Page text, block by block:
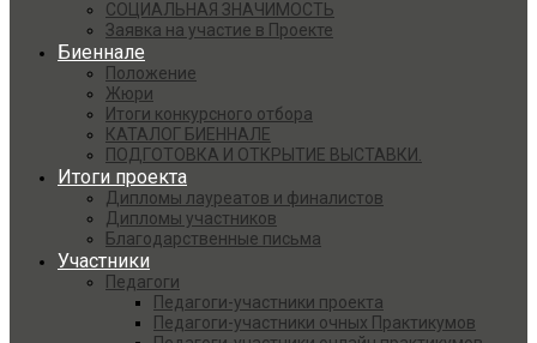
СОЦИАЛЬНАЯ ЗНАЧИМОСТЬ
Заявка на участие в Проекте
Биеннале
Положение
Жюри
Итоги конкурсного отбора
КАТАЛОГ БИЕННАЛЕ
ПОДГОТОВКА И ОТКРЫТИЕ ВЫСТАВКИ.
Итоги проекта
Дипломы лауреатов и финалистов
Дипломы участников
Благодарственные письма
Участники
Педагоги
Педагоги-участники проекта
Педагоги-участники очных Практикумов